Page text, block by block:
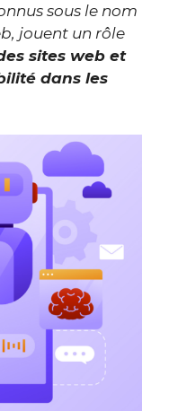
sous le nom
jouent un rôle
sites web et
dans les